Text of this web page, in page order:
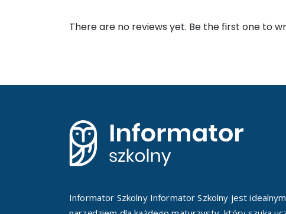
There are no reviews yet. Be the first one to
Informator Szkolny Informator Szkolny jest idealnym